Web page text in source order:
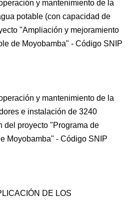
y mantenimiento de la
potable (con capacidad de
"Ampliación y mejoramiento
de Moyobamba" - Código SNIP
y mantenimiento de la
e instalación de 3240
del proyecto "Programa de
Moyobamba" - Código SNIP
DE LOS